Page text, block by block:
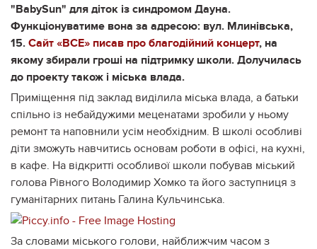
"BabySun" для діток із синдромом Дауна.
Функціонуватиме вона за адресою: вул. Млинівська,
15. Сайт «ВСЕ» писав про благодійний концерт, на
якому збирали гроші на підтримку школи. Долучилась
до проекту також і міська влада.
Приміщення під заклад виділила міська влада, а батьки
спільно із небайдужими меценатами зробили у ньому
ремонт та наповнили усім необхідним. В школі особливі
діти зможуть навчитись основам роботи в офісі, на кухні,
в кафе. На відкритті особливої школи побував міський
голова Рівного Володимир Хомко та його заступниця з
гуманітарних питань Галина Кульчинська.
За словами міського голови, найближчим часом з